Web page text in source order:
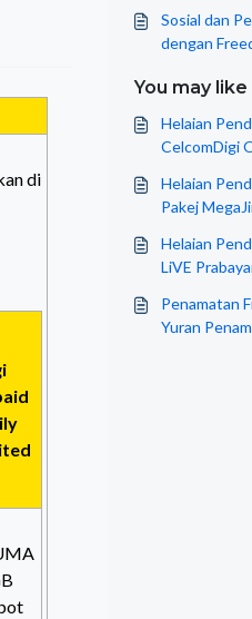
di
Sosial dan
dengan
You may
Helaian
CelcomDigi
Helaian
Pakej
Helaian
LiVE
Penamatan
Yuran